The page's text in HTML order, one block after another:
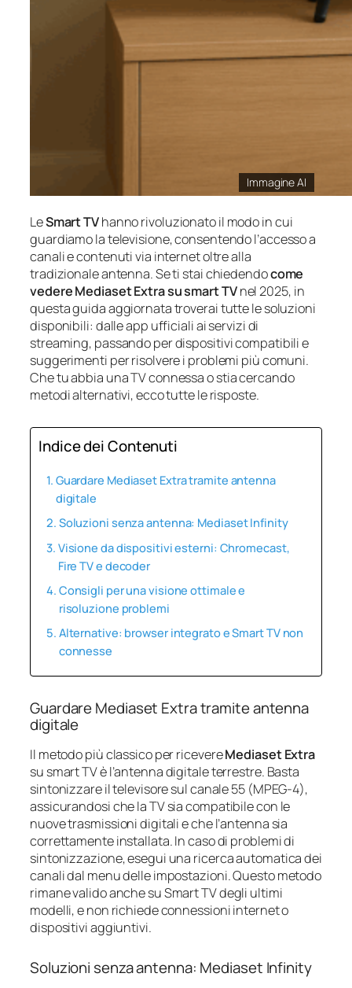
Immagine AI
LeSmart TVhanno rivoluzionato il modo in cui
guardiamo la televisione, consentendo l’accesso a
canali e contenuti via internet oltre alla
tradizionale antenna. Se ti stai chiedendocome
vedere Mediaset Extra su smart TVnel 2025, in
questa guida aggiornata troverai tutte le soluzioni
disponibili: dalle app ufficiali ai servizi di
streaming, passando per dispositivi compatibili e
suggerimenti per risolvere i problemi più comuni.
Che tu abbia una TV connessa o stia cercando
metodi alternativi, ecco tutte le risposte.
Indice dei Contenuti
Guardare Mediaset Extra tramite antenna
digitale
Soluzioni senza antenna: Mediaset Infinity
Visione da dispositivi esterni: Chromecast,
Fire TV e decoder
Consigli per una visione ottimale e
risoluzione problemi
Alternative: browser integrato e Smart TV non
connesse
Guardare Mediaset Extra tramite antenna
digitale
Il metodo più classico per ricevereMediaset Extra
su smart TV è l’antenna digitale terrestre. Basta
sintonizzare il televisore sul canale 55 (MPEG-4),
assicurandosi che la TV sia compatibile con le
nuove trasmissioni digitali e che l’antenna sia
correttamente installata. In caso di problemi di
sintonizzazione, esegui una ricerca automatica dei
canali dal menu delle impostazioni. Questo metodo
rimane valido anche su Smart TV degli ultimi
modelli, e non richiede connessioni internet o
dispositivi aggiuntivi.
Soluzioni senza antenna: Mediaset Infinity